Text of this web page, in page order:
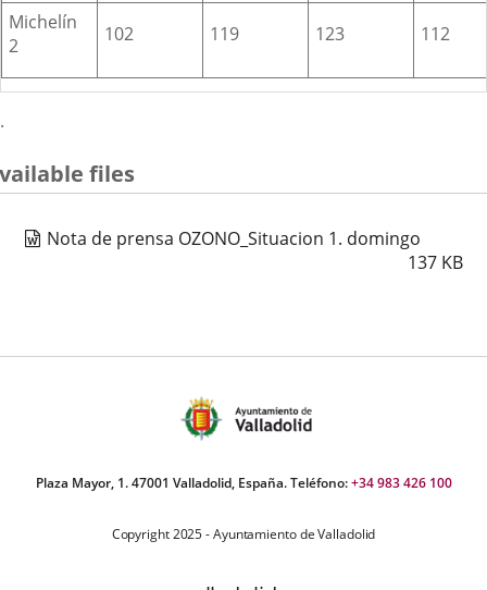
Michelín
2
102 119 123 112
.
files
Nota de prensa OZONO_Situacion 1. domingo
137 KB
Plaza Mayor, 1. 47001 Valladolid, España. Teléfono:+34 983 426 100
Copyright 2025 - Ayuntamiento de Valladolid